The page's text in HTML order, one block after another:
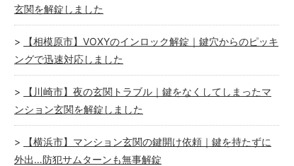
玄関を解錠しました
【相模原市】VOXYのインロック解錠｜鍵穴からのピッキ
ングで迅速対応しました
【川崎市】夜の玄関トラブル｜鍵をなくしてしまったマ
ンション玄関を解錠しました
【横浜市】マンション玄関の鍵開け依頼｜鍵を持たずに
外出…防犯サムターンも無事解錠